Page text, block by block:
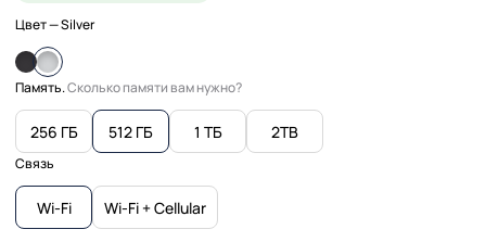
Цвет— Silver
Память.Сколько памяти вам нужно?
256 ГБ 512 ГБ 1 ТБ 2TB
Связь
Wi-Fi Wi-Fi + Cellular